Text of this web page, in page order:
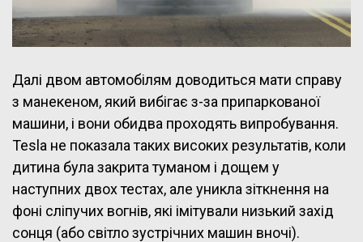
Далі двом автомобілям доводиться мати справу
з манекеном, який вибігає з-за припаркованої
машини, і вони обидва проходять випробування.
Tesla не показала таких високих результатів, коли
дитина була закрита туманом і дощем у
наступних двох тестах, але уникла зіткнення на
фоні сліпучих вогнів, які імітували низький захід
сонця (або світло зустрічних машин вночі).